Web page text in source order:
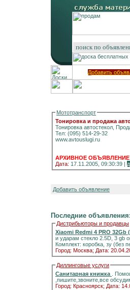
Добавить
Мототранспорт
Тонировка и продажа
Тонировка автостекол,
Тел: (095) 514-29-32
www.avtouslugi.ru
АРХИВНОЕ ОБЪЯВЛЕНИЕ
Дата: 17.11.2005, 09:30:39 |
Добавить объявление
Последние объявления:
Дистрибьюторы и продавцы
Xiaomi Redmi 4 PRO 32Gb
и ударам стекло 2.5D, 3 gb
Комплект: коробка, зу (без
Город: Москва; Дата:
Диллинговые услуги
Санитарная книжка
.
,пишите,звоните,все
Город: Красноярск; Дата: